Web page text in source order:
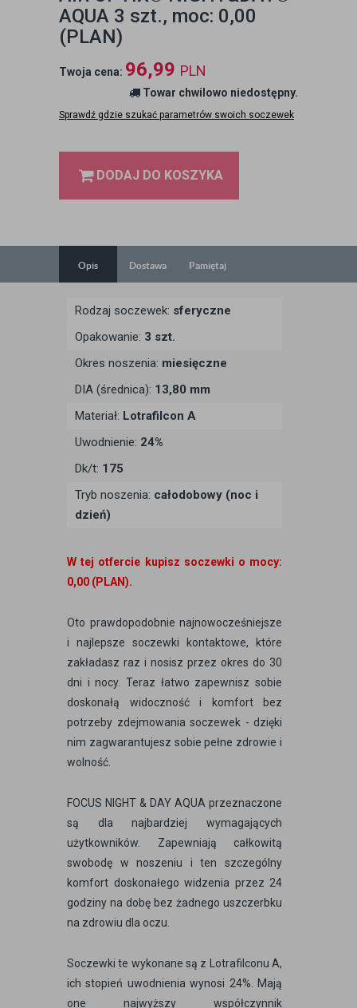
AQUA 3 szt., moc: 0,00
(PLAN)
Twoja cena: 96,99 PLN
Towar chwilowo niedostępny.
Sprawdź gdzie szukać parametrów swoich soczewek
DODAJ DO KOSZYKA
Opis Dostawa Pamiętaj
Rodzaj soczewek: sferyczne
Opakowanie: 3 szt.
Okres noszenia: miesięczne
DIA (średnica): 13,80 mm
Materiał: Lotrafilcon A
Uwodnienie: 24%
Dk/t: 175
Tryb noszenia: całodobowy (noc i
dzień)
W tej otfercie kupisz soczewki o mocy:
0,00 (PLAN).
Oto prawdopodobnie najnowocześniejsze
i najlepsze soczewki kontaktowe, które
zakładasz raz i nosisz przez okres do 30
dni i nocy. Teraz łatwo zapewnisz sobie
doskonałą widoczność i komfort bez
potrzeby zdejmowania soczewek - dzięki
nim zagwarantujesz sobie pełne zdrowie i
wolność.
FOCUS NIGHT & DAY AQUA przeznaczone
są dla najbardziej wymagających
użytkowników. Zapewniają całkowitą
swobodę w noszeniu i ten szczególny
komfort doskonałego widzenia przez 24
godziny na dobę bez żadnego uszczerbku
na zdrowiu dla oczu.
Soczewki te wykonane są z Lotrafilconu A,
ich stopień uwodnienia wynosi 24%. Mają
one najwyższy współczynnik